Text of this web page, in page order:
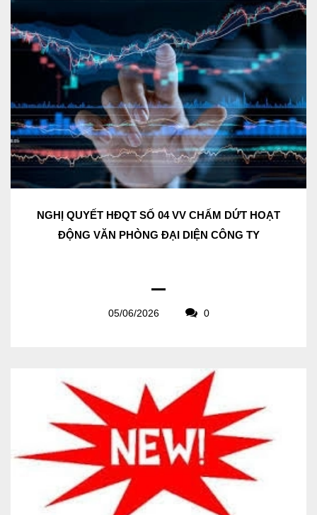
NGHỊ QUYẾT HĐQT SỐ 04 VV CHẤM DỨT HOẠT
ĐỘNG VĂN PHÒNG ĐẠI DIỆN CÔNG TY
05/06/2026 0